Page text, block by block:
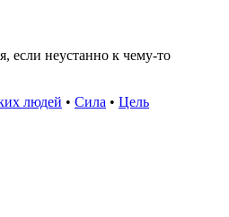
если неустанно к чему-то
людей • Сила • Цель